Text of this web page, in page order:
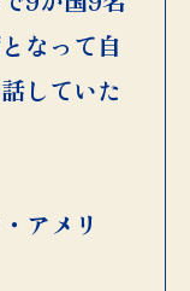
なって自
していた
アメリ